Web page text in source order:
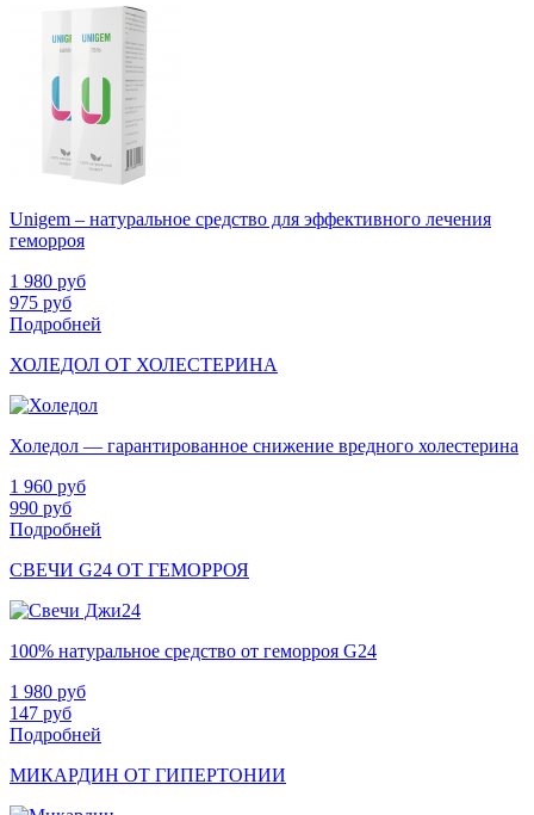
Unigem – натуральное средство для эффективного лечения
геморроя
1 980 руб
975 руб
Подробней
ХОЛЕДОЛ ОТ ХОЛЕСТЕРИНА
Холедол — гарантированное снижение вредного холестерина
1 960 руб
990 руб
Подробней
СВЕЧИ G24 ОТ ГЕМОРРОЯ
100% натуральное средство от геморроя G24
1 980 руб
147 руб
Подробней
МИКАРДИН ОТ ГИПЕРТОНИИ